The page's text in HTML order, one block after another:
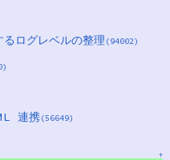
グレベルの整理 (94002)
連携(56649)
↑